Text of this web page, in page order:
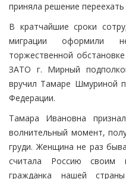
приняла решение
В кратчайшие сроки
миграции оформили
торжественной
ЗАТО г. Мирный
вручил Тамаре Шмуриной
Федерации.
Тамара Ивановна
волнительный момент,
груди. Женщина не раз
считала Россию
гражданка нашей